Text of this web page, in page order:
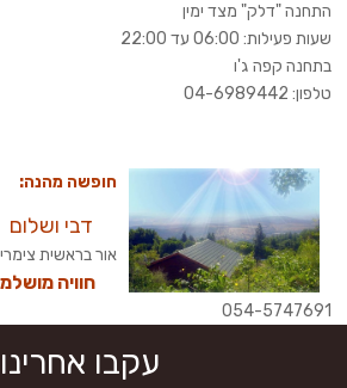
התחנה "דלק" מצד ימין
שעות פעילות: 06:00 עד 22:00
בתחנה קפה ג'ו
טלפון: 04-6989442
חופשה מהנה:
דבי ושלום
אור בראשית
חוויה
054-5747691
עקבו אחרינו